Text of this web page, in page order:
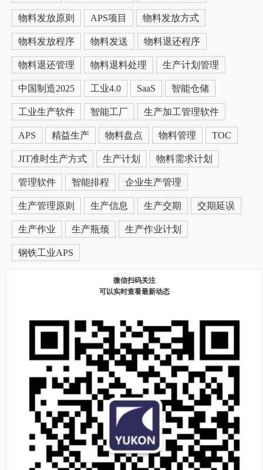
物料发放原则 APS项目 物料发放方式
物料发放程序 物料发送 物料退还程序
物料退还管理 物料退料处理 生产计划管理
中国制造2025 工业4.0 SaaS 智能仓储
工业生产软件 智能工厂 生产加工管理软件
APS 精益生产 物料盘点 物料管理 TOC
JIT准时生产方式 生产计划 物料需求计划
管理软件 智能排程 企业生产管理
生产管理原则 生产信息 生产交期 交期延误
生产作业 生产瓶颈 生产作业计划
钢铁工业APS
微信扫码关注
可以实时查看最新动态